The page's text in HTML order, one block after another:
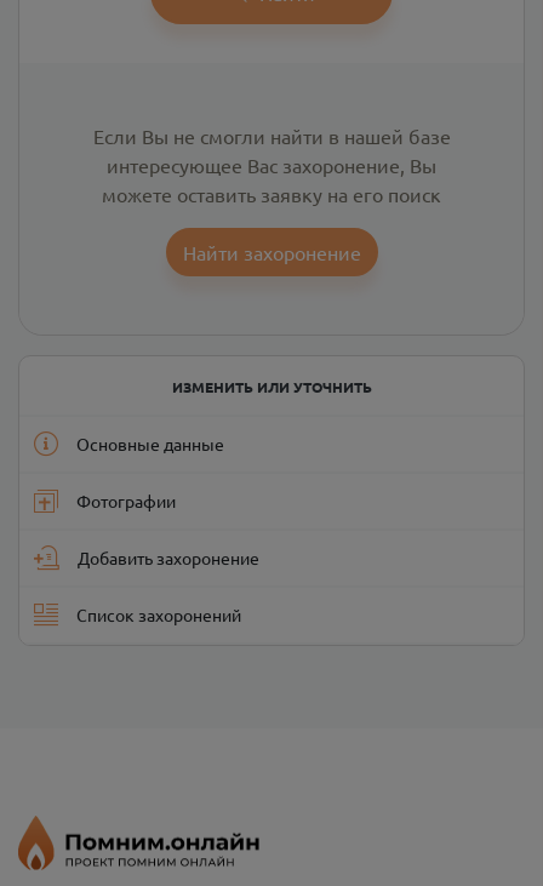
Если Вы не смогли найти в нашей базе
интересующее Вас захоронение, Вы
можете оставить заявку на его поиск
Найти захоронение
ИЗМЕНИТЬ ИЛИ УТОЧНИТЬ
Основные данные
Фотографии
Добавить захоронение
Список захоронений